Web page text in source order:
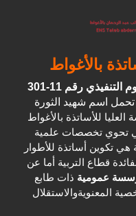
المرسوم التنفيذي رقم 11-301
تحمل اسم شهيد الثورة
العليا للأساتذة بالأغواط
تحوي تخصصات علمية
هي تكوين أساتذة للأطوار
قطاع التربية أما عن
عمومية ذات طابع
المعنويةوالاستقلال